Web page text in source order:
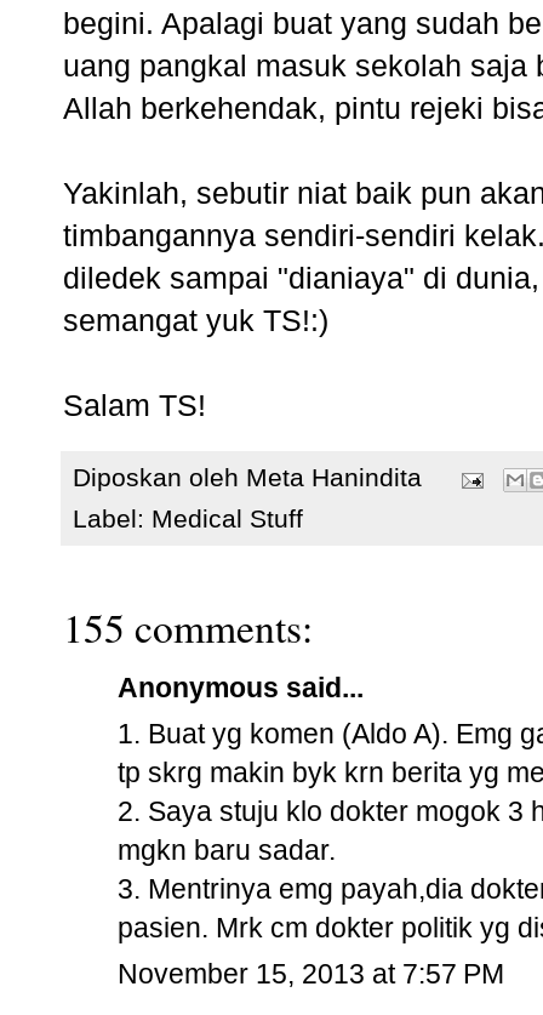
begini. Apalagi buat yang sudah
uang pangkal masuk sekolah
Allah berkehendak, pintu rejeki
Yakinlah, sebutir niat baik pun
timbangannya sendiri-sendiri
diledek sampai "dianiaya" di
semangat yuk TS!:)
Salam TS!
Diposkan oleh Meta Hanindita
Label: Medical Stuff
155 comments:
Anonymous said...
1. Buat yg komen (Aldo A). Emg
tp skrg makin byk krn berita yg
2. Saya stuju klo dokter mogok 3
mgkn baru sadar.
3. Mentrinya emg payah,dia
pasien. Mrk cm dokter politik yg
November 15, 2013 at 7:57 PM